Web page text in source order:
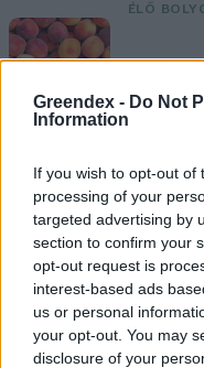
Greendex - Do Not
Information
If you wish to opt-out of
processing of your
targeted advertising by
section to confirm your
opt-out request is
interest-based ads
us or personal
your opt-out. You may
disclosure of your
ÉLŐ
Szedd
a